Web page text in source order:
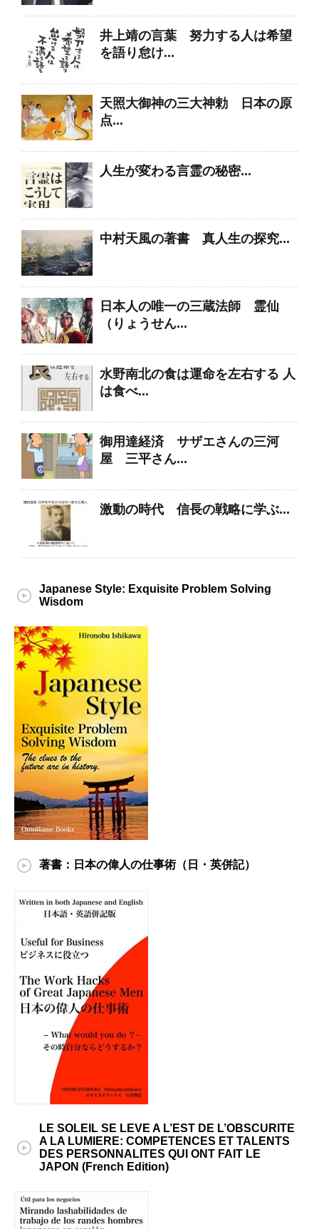
井上靖の言葉 努力する人は希望
を語り怠け...
天照大御神の三大神勅 日本の原
点...
人生が変わる言霊の秘密...
中村天風の著書 真人生の探究...
日本人の唯一の三蔵法師 霊仙
（りょうせん...
水野南北の食は運命を左右する 人
は食べ...
御用達経済 サザエさんの三河
屋 三平さん...
激動の時代 信長の戦略に学ぶ...
Japanese Style: Exquisite Problem Solving
Wisdom
著書：日本の偉人の仕事術（日・英併記）
LE SOLEIL SE LEVE A L’EST DE L’OBSCURITE
A LA LUMIERE: COMPETENCES ET TALENTS
DES PERSONNALITES QUI ONT FAIT LE
JAPON (French Edition)